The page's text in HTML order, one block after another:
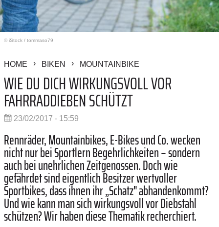
© iStock / tommaso79
HOME BIKEN MOUNTAINBIKE
WIE DU DICH WIRKUNGSVOLL VOR
FAHRRADDIEBEN SCHÜTZT
23/02/2017 - 15:59
Rennräder, Mountainbikes, E-Bikes und Co. wecken
nicht nur bei Sportlern Begehrlichkeiten – sondern
auch bei unehrlichen Zeitgenossen. Doch wie
gefährdet sind eigentlich Besitzer wertvoller
Sportbikes, dass ihnen ihr „Schatz" abhandenkommt?
Und wie kann man sich wirkungsvoll vor Diebstahl
schützen? Wir haben diese Thematik recherchiert.